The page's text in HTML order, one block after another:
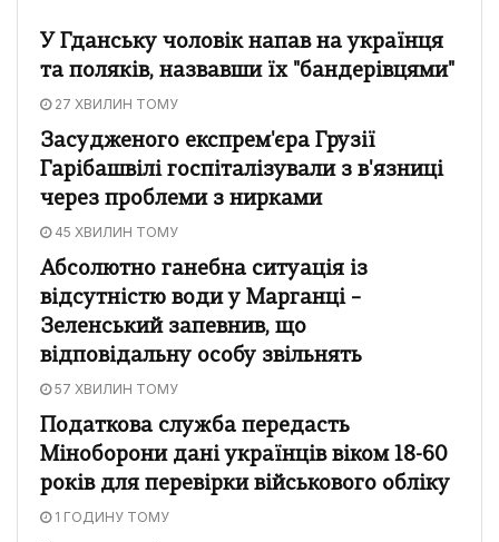
У Гданську чоловік напав на українця
та поляків, назвавши їх "бандерівцями"
27 ХВИЛИН ТОМУ
Засудженого експрем'єра Грузії
Гарібашвілі госпіталізували з в'язниці
через проблеми з нирками
45 ХВИЛИН ТОМУ
Абсолютно ганебна ситуація із
відсутністю води у Марганці –
Зеленський запевнив, що
відповідальну особу звільнять
57 ХВИЛИН ТОМУ
Податкова служба передасть
Міноборони дані українців віком 18-60
років для перевірки військового обліку
1 ГОДИНУ ТОМУ